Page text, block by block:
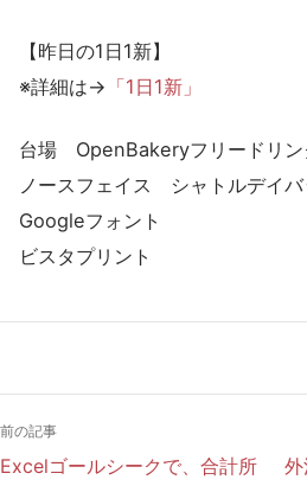
【昨日の1日1新】
※詳細は→ 「1日1新」
台場 OpenBakeryフリードリン
ノースフェイス シャトルデイバ
Googleフォント
ビスタプリント
前の記事
Excelゴールシークで、合計所